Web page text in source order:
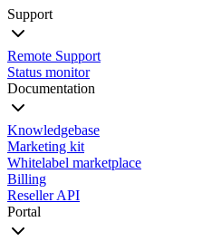
Support
Remote Support
Status monitor
Documentation
Knowledgebase
Marketing kit
Whitelabel marketplace
Billing
Reseller API
Portal